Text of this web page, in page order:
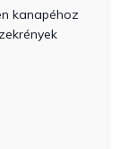
kanapéhoz